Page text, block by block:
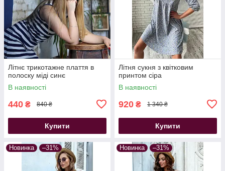
Літнє трикотажне плаття в
полоску міді синє
В наявності
440 ₴ 840 ₴
Купити
Літня сукня з квітковим
принтом сіра
В наявності
920 ₴ 1 340 ₴
Купити
Новинка –31% Новинка –31%